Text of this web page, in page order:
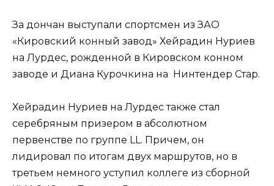
За дончан выступали спортсмен из ЗАО
«Кировский конный завод» Хейрадин Нуриев
на Лурдес, рожденной в Кировском конном
заводе и Диана Курочкина на Нинтендер Стар.
Хейрадин Нуриев на Лурдес также стал
серебряным призером в абсолютном
первенстве по группе LL. Причем, он
лидировал по итогам двух маршрутов, но в
третьем немного уступил коллеге из сборной